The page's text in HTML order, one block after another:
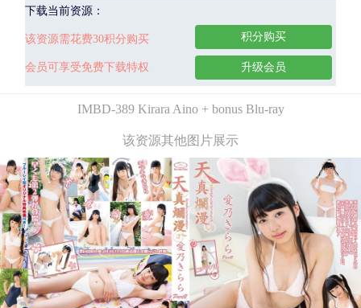
下载当前资源：
该资源需花费30积分购买
会员可享受免费下载特权
积分购买
升级会员
IMBD-389 Kirara Aino + bonus Blu-ray
该资源其他图片展示